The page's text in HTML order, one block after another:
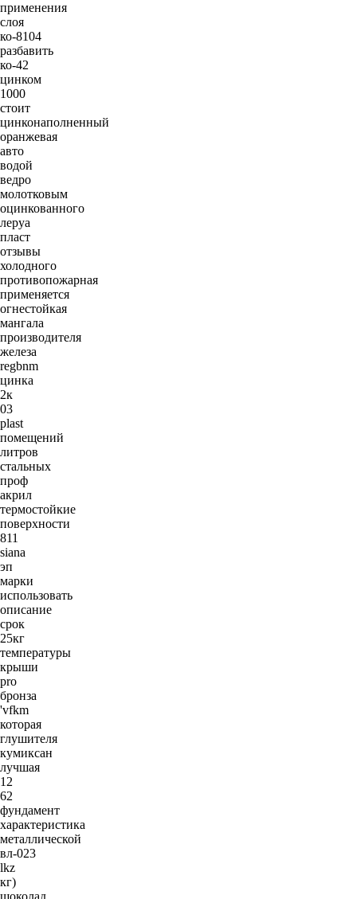
применения
слоя
ко-8104
разбавить
ко-42
цинком
1000
стоит
цинконаполненный
оранжевая
авто
водой
ведро
молотковым
оцинкованного
леруа
пласт
отзывы
холодного
противопожарная
применяется
огнестойкая
мангала
производителя
железа
regbnm
цинка
2к
03
plast
помещений
литров
стальных
проф
акрил
термостойкие
поверхности
811
siana
эп
марки
использовать
описание
срок
25кг
температуры
крыши
pro
бронза
'vfkm
которая
глушителя
кумиксан
лучшая
12
62
фундамент
характеристика
металлической
вл-023
lkz
кг)
шоколад